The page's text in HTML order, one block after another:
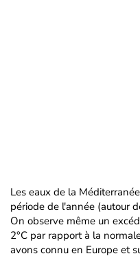
Les eaux de la
période de l'année (autour
On observe même un
2°C par rapport à la
avons connu en Europe et